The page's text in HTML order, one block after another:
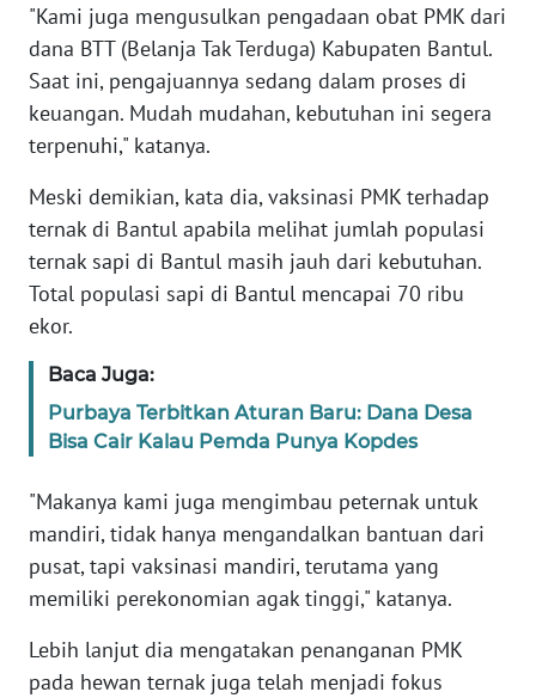
"Kami juga mengusulkan pengadaan obat PMK dari
dana BTT (Belanja Tak Terduga) Kabupaten Bantul.
Saat ini, pengajuannya sedang dalam proses di
keuangan. Mudah mudahan, kebutuhan ini segera
terpenuhi," katanya.
Meski demikian, kata dia, vaksinasi PMK terhadap
ternak di Bantul apabila melihat jumlah populasi
ternak sapi di Bantul masih jauh dari kebutuhan.
Total populasi sapi di Bantul mencapai 70 ribu
ekor.
Baca Juga:
Purbaya Terbitkan Aturan Baru: Dana Desa
Bisa Cair Kalau Pemda Punya Kopdes
"Makanya kami juga mengimbau peternak untuk
mandiri, tidak hanya mengandalkan bantuan dari
pusat, tapi vaksinasi mandiri, terutama yang
memiliki perekonomian agak tinggi," katanya.
Lebih lanjut dia mengatakan penanganan PMK
pada hewan ternak juga telah menjadi fokus
WN
KEPRI
PAPUA
WN
PAPUA
BARAT
WN
RIAU
SERAMBI
JAMBI
WN
SULTRA
WN
NTB